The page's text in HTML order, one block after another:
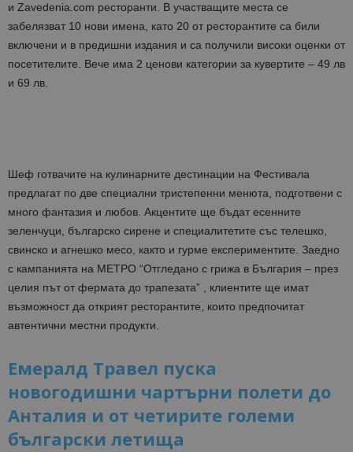
и Zavedenia.com ресторанти. В участващите места се
забелязват 10 нови имена, като 20 от ресторантите са били
включени и в предишни издания и са получили високи оценки от
посетителите. Вече има 2 ценови категории за кувертите – 49 лв
и 69 лв.
Шеф готвачите на кулинарните дестинации на Фестивала
предлагат по две специални тристепенни менюта, подготвени с
много фантазия и любов. Акцентите ще бъдат есенните
зеленчуци, българско сирене и специалитетите със телешко,
свинско и агнешко месо, както и гурме експериментите. Заедно
с кампанията на МЕТРО “Отгледано с грижа в България – през
целия път от фермата до трапезата” , клиентите ще имат
възможност да открият ресторантите, които предпочитат
автентични местни продукти.
Емералд Травел пуска
новогодишни чартърни полети до
Анталия и от четирите големи
български летища